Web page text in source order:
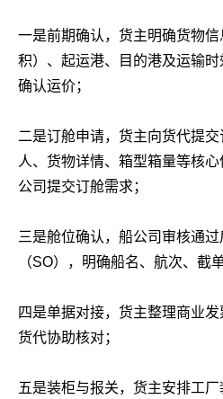
一是前期确认，货主明确货物
积）、起运港、目的港及运输
确认运价；
二是订舱申请，货主向货代提
人、货物详情、箱型箱量等核
公司提交订舱需求；
三是舱位确认，船公司审核通
（SO），明确船名、航次、截
四是单据对接，货主整理商业发
货代协助核对；
五是装柜与报关，货主安排工